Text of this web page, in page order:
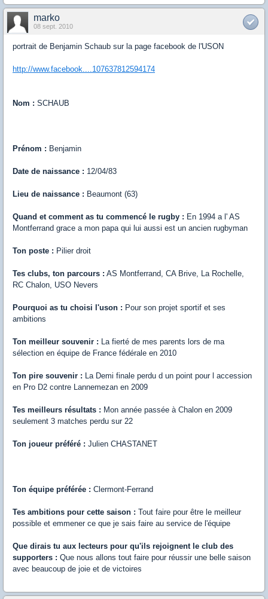
marko
08 sept. 2010
portrait de Benjamin Schaub sur la page facebook de l'USON
http://www.facebook....107637812594174
Nom : SCHAUB
Prénom : Benjamin
Date de naissance : 12/04/83
Lieu de naissance : Beaumont (63)
Quand et comment as tu commencé le rugby : En 1994 a l' AS
Montferrand grace a mon papa qui lui aussi est un ancien rugbyman
Ton poste : Pilier droit
Tes clubs, ton parcours : AS Montferrand, CA Brive, La Rochelle,
RC Chalon, USO Nevers
Pourquoi as tu choisi l'uson : Pour son projet sportif et ses
ambitions
Ton meilleur souvenir : La fierté de mes parents lors de ma
sélection en équipe de France fédérale en 2010
Ton pire souvenir : La Demi finale perdu d un point pour l accession
en Pro D2 contre Lannemezan en 2009
Tes meilleurs résultats : Mon année passée à Chalon en 2009
seulement 3 matches perdu sur 22
Ton joueur préféré : Julien CHASTANET
Ton équipe préférée : Clermont-Ferrand
Tes ambitions pour cette saison : Tout faire pour être le meilleur
possible et emmener ce que je sais faire au service de l'équipe
Que dirais tu aux lecteurs pour qu'ils rejoignent le club des
supporters : Que nous allons tout faire pour réussir une belle saison
avec beaucoup de joie et de victoires